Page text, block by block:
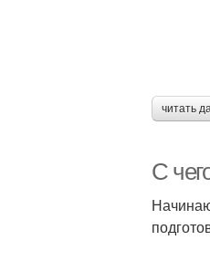
читать
С